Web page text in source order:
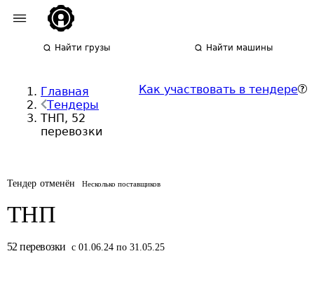
Найти грузы Найти машины
Главная
Тендеры
ТНП, 52
перевозки
Как участвовать в тендере
Тендер отменён Несколько поставщиков
ТНП
52 перевозки с 01.06.24 по 31.05.25